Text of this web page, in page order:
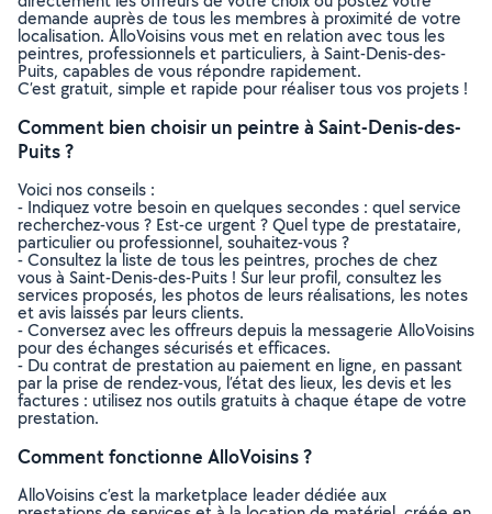
demande auprès de tous les membres à proximité de votre
localisation. AlloVoisins vous met en relation avec tous les
peintres, professionnels et particuliers, à Saint-Denis-des-
Puits, capables de vous répondre rapidement.
C’est gratuit, simple et rapide pour réaliser tous vos projets !
Comment bien choisir un peintre à Saint-Denis-des-
Puits ?
Voici nos conseils :
- Indiquez votre besoin en quelques secondes : quel service
recherchez-vous ? Est-ce urgent ? Quel type de prestataire,
particulier ou professionnel, souhaitez-vous ?
- Consultez la liste de tous les peintres, proches de chez
vous à Saint-Denis-des-Puits ! Sur leur profil, consultez les
services proposés, les photos de leurs réalisations, les notes
et avis laissés par leurs clients.
- Conversez avec les offreurs depuis la messagerie AlloVoisins
pour des échanges sécurisés et efficaces.
- Du contrat de prestation au paiement en ligne, en passant
par la prise de rendez-vous, l’état des lieux, les devis et les
factures : utilisez nos outils gratuits à chaque étape de votre
prestation.
Comment fonctionne AlloVoisins ?
AlloVoisins c’est la marketplace leader dédiée aux